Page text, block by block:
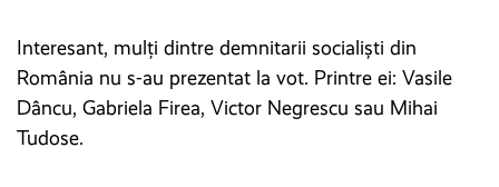
Interesant, mulți dintre demnitarii socialiști din
România nu s-au prezentat la vot. Printre ei: Vasile
Dâncu, Gabriela Firea, Victor Negrescu sau Mihai
Tudose.